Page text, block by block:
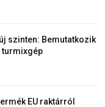
szinten: Bemutatkozik
turmixgép
EU raktárról